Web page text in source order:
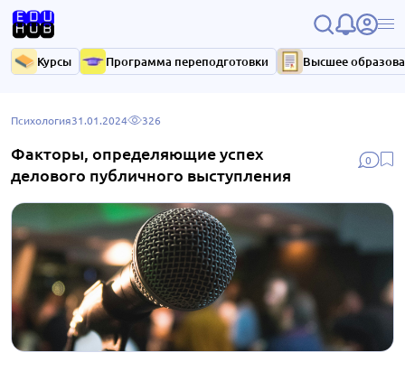
Курсы Программа переподготовки Высшее
0
Психология31.01.2024 326
Факторы, определяющие успех
делового публичного выступления